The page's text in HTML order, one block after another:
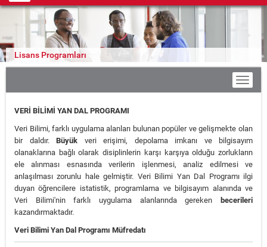
navigation
Lisans Programları
VERİ BİLİMİ YAN DAL PROGRAMI
Veri Bilimi, farklı uygulama alanları bulunan popüler ve gelişmekte olan
bir daldır. Büyük veri erişimi, depolama imkanı ve bilgisayım
olanaklarına bağlı olarak disiplinlerin karşı karşıya olduğu zorlukların
ele alınması esnasında verilerin işlenmesi, analiz edilmesi ve
anlaşılması zorunlu hale gelmiştir. Veri Bilimi Yan Dal Programı ilgi
duyan öğrencilere istatistik, programlama ve bilgisayım alanında ve
Veri Bilimi'nin farklı uygulama alanlarında gereken
becerileri
kazandırmaktadır.
Veri Bilimi Yan Dal Programı Müfredatı